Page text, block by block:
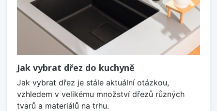
Jak vybrat dřez do kuchyně
Jak vybrat dřez je stále aktuální otázkou,
vzhledem v velikému množství dřezů různých
tvarů a materiálů na trhu.